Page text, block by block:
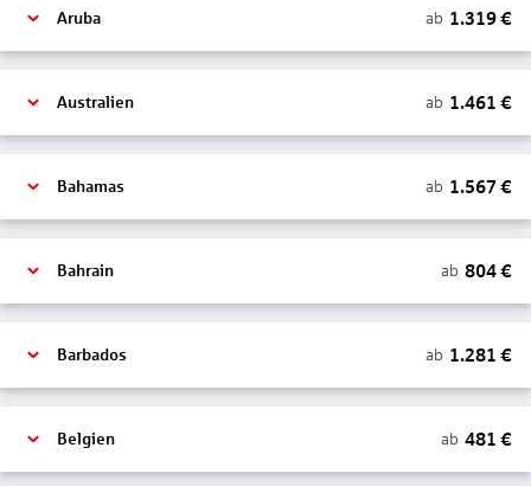
Aruba ab 1.319€
Australien ab 1.461 €
Bahamas ab 1.567 €
Bahrain ab 804€
Barbados ab 1.281 €
Belgien ab 481 €